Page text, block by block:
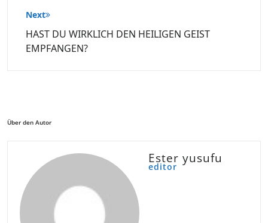
Next
HAST DU WIRKLICH DEN HEILIGEN GEIST
EMPFANGEN?
Über den Autor
Ester yusufu
editor